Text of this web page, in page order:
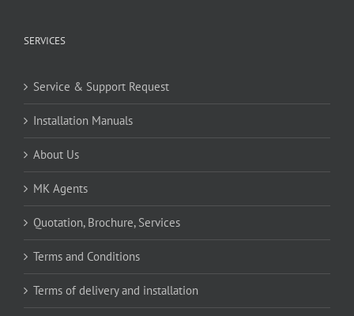
SERVICES
Service & Support Request
Installation Manuals
About Us
MK Agents
Quotation, Brochure, Services
Terms and Conditions
Terms of delivery and installation